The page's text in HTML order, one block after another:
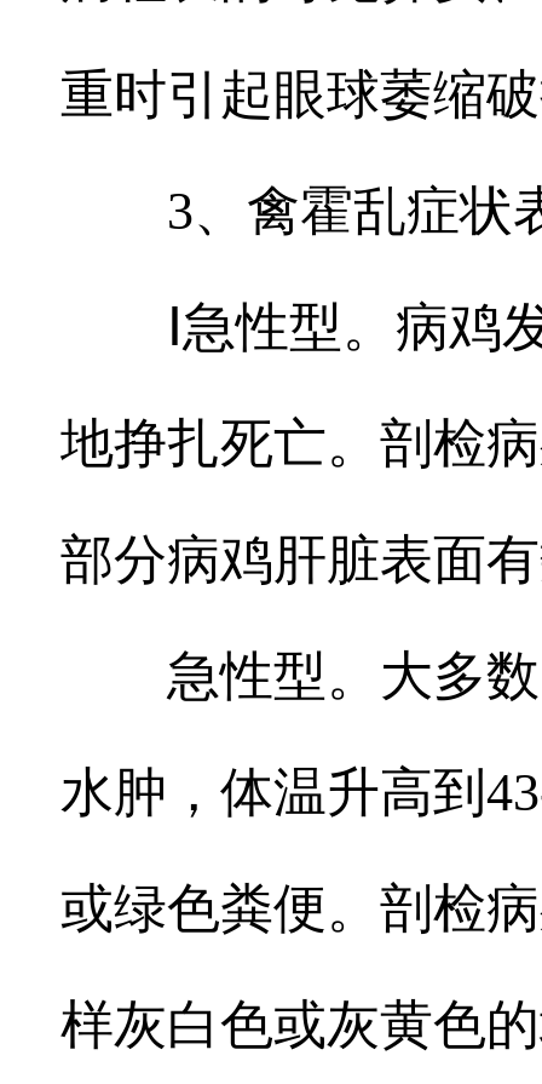
重时引起眼球萎缩
3、禽霍乱症状
Ⅰ急性型。病
地挣扎死亡。剖检
部分病鸡肝脏表面
急性型。大多
水肿，体温升高到
或绿色粪便。剖检
样灰白色或灰黄色